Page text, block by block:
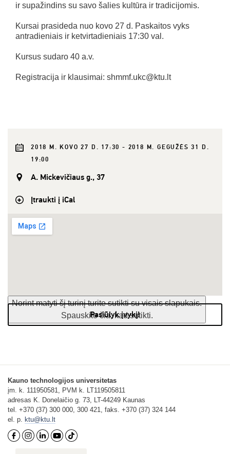
ir supažindins su savo šalies kultūra ir tradicijomis.
Kursai prasideda nuo kovo 27 d. Paskaitos vyks
antradieniais ir ketvirtadieniais 17:30 val.
Kursus sudaro 40 a.v.
Registracija ir klausimai: shmmf.ukc@ktu.lt
2018 M. KOVO 27 D. 17:30 - 2018 M. GEGUŽĖS 31 D.
19:00
A. Mickevičiaus g., 37
Įtraukti į iCal
Norint matyti šį turinį turite sutikti su visais slapukais.
Spauskite čia, kad sutikti.
Pasiūlyk įvykį!
Kauno technologijos universitetas
įm. k. 111950581, PVM k. LT119505811
adresas K. Donelaičio g. 73, LT-44249 Kaunas
tel. +370 (37) 300 000, 300 421, faks. +370 (37) 324 144
el. p. ktu@ktu.lt